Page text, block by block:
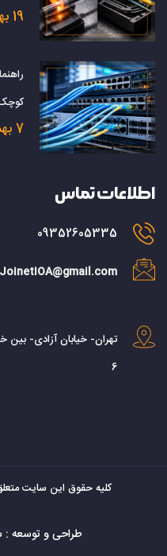
19 بهمن
7 بهمن
اطلاعات تماس
09352605335
JoinetIOA@gmail.com
6
کليه حقوق اين سايت
طراحی و توسعه :